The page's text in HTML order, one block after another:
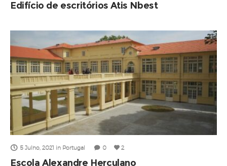
Edifício de escritórios Atis Nbest
5 Julho, 2021 in Portugal 0 2
Escola Alexandre Herculano